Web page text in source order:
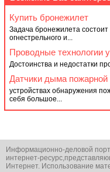
Купить бронежилет
Задача бронежилета
огнестрельного и...
Проводные технологии
Достоинства и недостатки
Датчики дыма пожарной
устройствах обнаружения
себя большое...
Информационно-деловой
интернет-
Интернет. Использование